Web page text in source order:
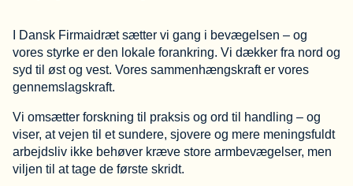
I Dansk Firmaidræt sætter vi gang i bevægelsen – og
vores styrke er den lokale forankring. Vi dækker fra nord og
syd til øst og vest. Vores sammenhængskraft er vores
gennemslagskraft.
Vi omsætter forskning til praksis og ord til handling – og
viser, at vejen til et sundere, sjovere og mere meningsfuldt
arbejdsliv ikke behøver kræve store armbevægelser, men
viljen til at tage de første skridt.